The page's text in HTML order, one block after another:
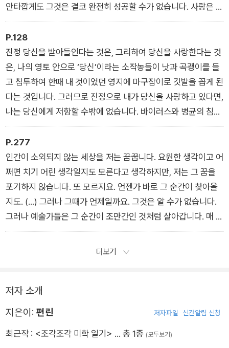
안타깝게도 그것은 결코 완전히 성공할 수가 없습니다. 사랑은 증
오를 낳고, 만남은 이별로 귀결되고, 대화는 소통 불가능이라는
종착역을 향해 달려가기 마련입니다. 그런 안타깝고 절망적인 인
간의 본래적 처지가 〈도시 광장〉의 그 아득한 간격, 사람과 사람
사이의 거리로 드러나 있습니다.
P.128
진정 당신을 받아들인다는 것은, 그리하여 당신을 사랑한다는 것
은, 나의 영토 안으로 ‘당신’이라는 소작농들이 낫과 곡괭이를 들
고 침투하여 한때 내 것이었던 영지에 마구잡이로 깃발을 꼽게 된
다는 것입니다. 그러므로 진정으로 내가 당신을 사랑하고 있다면,
나는 당신에게 저항할 수밖에 없습니다. 바이러스와 병균의 침입
으로부터 신체를 보호하기 위해 내 몸이 항체를 만들고 고열을 내
는 것처럼, 나는 당신에게 저항하느라고 신열을 앓아야 합니다.
P.277
인간이 소외되지 않는 세상을 저는 꿈꿉니다. 요원한 생각이고 어
쩌면 치기 어린 생각일지도 모른다고 생각하지만, 저는 그 꿈을
포기하지 않습니다. 또 모르지요. 언젠가 바로 그 순간이 찾아올
지도. (…) 그러나 그때가 언제일까요. 그것은 알 수가 없습니다.
그러나 예술가들은 그 순간이 조만간인 것처럼 살아갑니다. 매 순
간마다 그 순간이 찾아오고 후퇴하고 또 찾아오는 것이라고 믿으
며 살아갑니다. 그래서 그들은 좌절하지 않습니다. 그들은, 전위
더보기
저자 소개
지은이: 편린 저자파일 신간알림 신청
최근작 : <조각조각 미학 일기> … 총 1종 (모두보기)